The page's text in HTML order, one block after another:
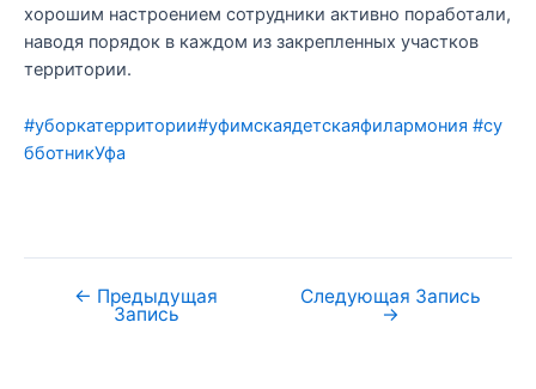
хорошим настроением сотрудники активно поработали,
наводя порядок в каждом из закрепленных участков
территории.
#уборкатерритории#уфимскаядетскаяфилармония #су
бботникУфа
← Предыдущая
Запись
Следующая Запись
→